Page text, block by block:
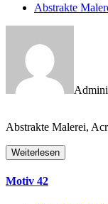
Abstrakte
Abstrakte Malerei,
Weiterlesen
Motiv 42